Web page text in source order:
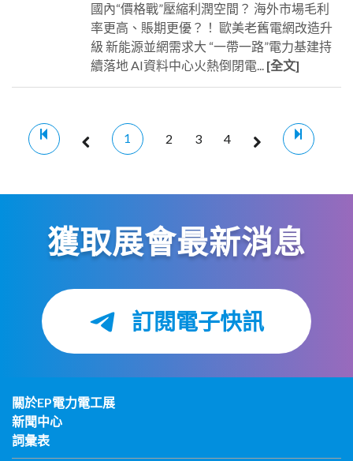
國內“價格戰”壓縮利潤空間？ 海外市場毛利
率更高、賬期更優？！ 歐美老舊電網改造升
級 新能源並網需求大 “一帶一路”電力基建持
續落地 AI資料中心火熱倒閉電... [全文]
1 2 3 4
獲取展會最新消息
訂閱電子快訊
關於EP電力電工展
新聞中心
詞彙表